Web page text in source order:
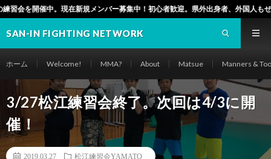
規メンバー募集中！初心者歓迎。県外出身者、外国人もぜひ！（松江市でも
SAN-IN FIGHTING NETWORK
ホーム Welcome! MMA? About Matsue Manners &
3/27松江練習会終了。次回は4/3に開
催！
2019.03.27 松江練習会YAMATO